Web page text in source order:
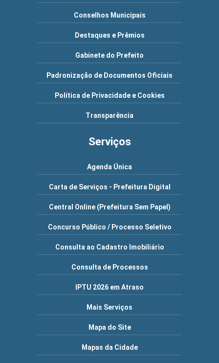
Conselhos Municipais
Destaques e Prêmios
Gabinete do Prefeito
Padronização de Documentos Oficiais
Política de Privacidade e Cookies
Transparência
Serviços
Agenda Única
Carta de Serviços - Prefeitura Digital
Central Online (Prefeitura Sem Papel)
Concurso Público / Processo Seletivo
Consulta ao Cadastro Imobiliário
Consulta de Processos
IPTU 2026 em Atraso
Mais Serviços
Mapa do Site
Mapas da Cidade